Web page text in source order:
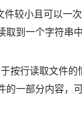
较小且可以一次
取到一个字符串
按行读取文件的
的一部分内容，